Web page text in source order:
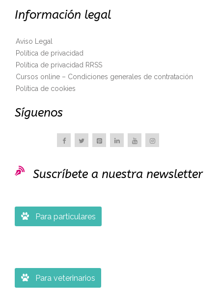
Información legal
Aviso Legal
Política de privacidad
Política de privacidad RRSS
Cursos online – Condiciones generales de contratación
Política de cookies
Síguenos
 Suscríbete a nuestra newsletter
 Para particulares
 Para veterinarios